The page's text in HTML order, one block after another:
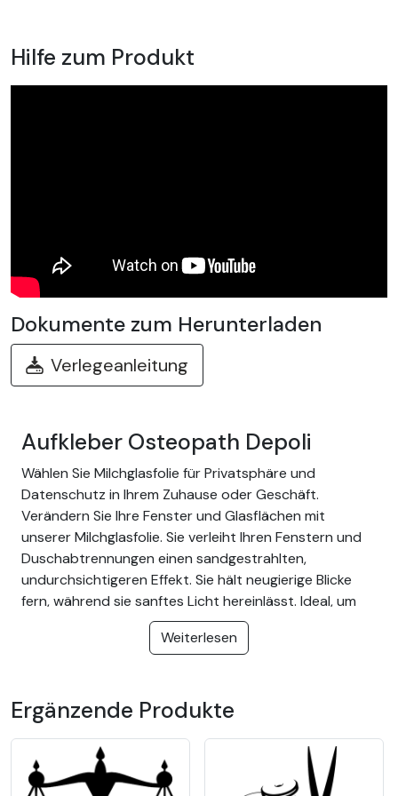
Hilfe zum Produkt
Dokumente zum Herunterladen
Verlegeanleitung
Aufkleber Osteopath Depoli
Wählen Sie Milchglasfolie für Privatsphäre und
Datenschutz in Ihrem Zuhause oder Geschäft.
Verändern Sie Ihre Fenster und Glasflächen mit
unserer Milchglasfolie. Sie verleiht Ihren Fenstern und
Duschabtrennungen einen sandgestrahlten,
undurchsichtigeren Effekt. Sie hält neugierige Blicke
fern, während sie sanftes Licht hereinlässt. Ideal, um
Ihre Privatsphäre zu wahren, ohne den Raum zu
verdunkeln, und um Sie vor Blicken von außen zu
Die Vorteile von Milchglasfolie:
abgeschirmt
Licht kann durchdringen
Weiterlesen
Ergänzende Produkte